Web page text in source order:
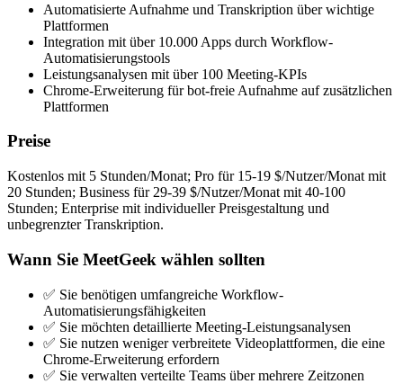
Automatisierte Aufnahme und Transkription über wichtige
Plattformen
Integration mit über 10.000 Apps durch Workflow-
Automatisierungstools
Leistungsanalysen mit über 100 Meeting-KPIs
Chrome-Erweiterung für bot-freie Aufnahme auf zusätzlichen
Plattformen
Preise
Kostenlos mit 5 Stunden/Monat; Pro für 15-19 $/Nutzer/Monat mit
20 Stunden; Business für 29-39 $/Nutzer/Monat mit 40-100
Stunden; Enterprise mit individueller Preisgestaltung und
unbegrenzter Transkription.
Wann Sie MeetGeek wählen sollten
✅ Sie benötigen umfangreiche Workflow-
Automatisierungsfähigkeiten
✅ Sie möchten detaillierte Meeting-Leistungsanalysen
✅ Sie nutzen weniger verbreitete Videoplattformen, die eine
Chrome-Erweiterung erfordern
✅ Sie verwalten verteilte Teams über mehrere Zeitzonen